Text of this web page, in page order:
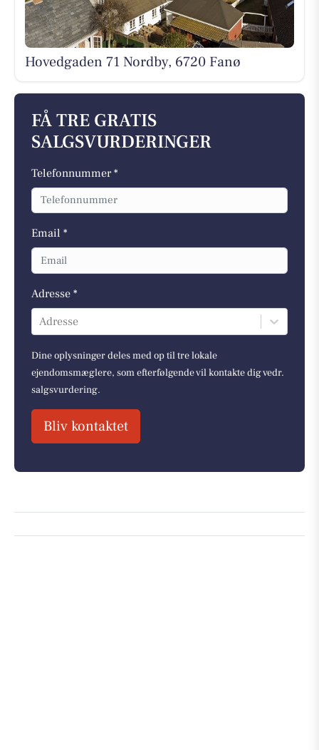
Hovedgaden 71 Nordby, 6720 Fanø
FÅ TRE GRATIS
SALGSVURDERINGER
Telefonnummer *
Email *
Adresse *
Adresse
Dine oplysninger deles med op til tre lokale
ejendomsmæglere, som efterfølgende vil kontakte dig vedr.
salgsvurdering.
Bliv kontaktet